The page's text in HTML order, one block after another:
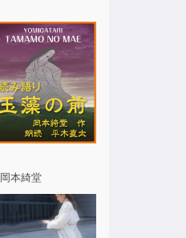
岡本綺堂